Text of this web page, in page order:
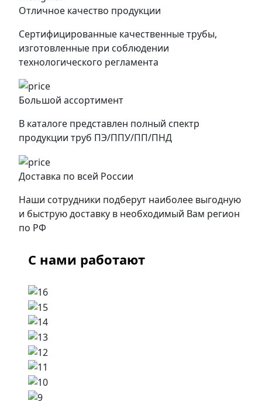
Отличное качество продукции
Сертифицированные качественные трубы,
изготовленные при соблюдении
технологического регламента
Большой ассортимент
В каталоге представлен полный спектр
продукции труб ПЭ/ППУ/ПП/ПНД
Доставка по всей России
Наши сотрудники подберут наиболее выгодную
и быструю доставку в необходимый Вам регион
по РФ
С нами работают